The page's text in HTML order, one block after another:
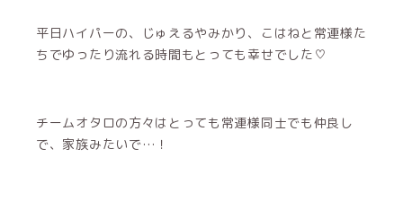
平日ハイパーの、じゅえるやみかり、こはねと常連様た
ちでゆったり流れる時間もとっても幸せでした♡
チームオタロの方々はとっても常連様同士でも仲良し
で、家族みたいで…！